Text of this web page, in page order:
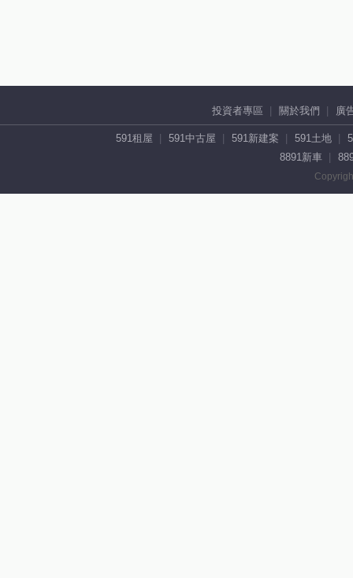
投資者專區 關於我們 廣
591租屋 591中古屋 591新建案 591土地
8891新車